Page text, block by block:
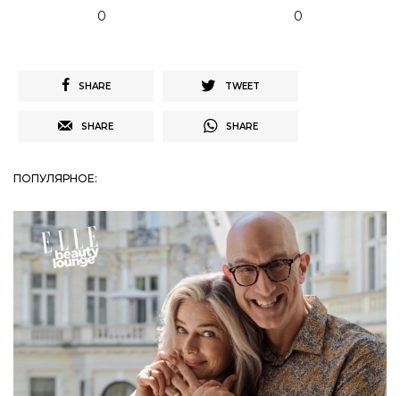
0 0
SHARE TWEET
SHARE SHARE
ПОПУЛЯРНОЕ: